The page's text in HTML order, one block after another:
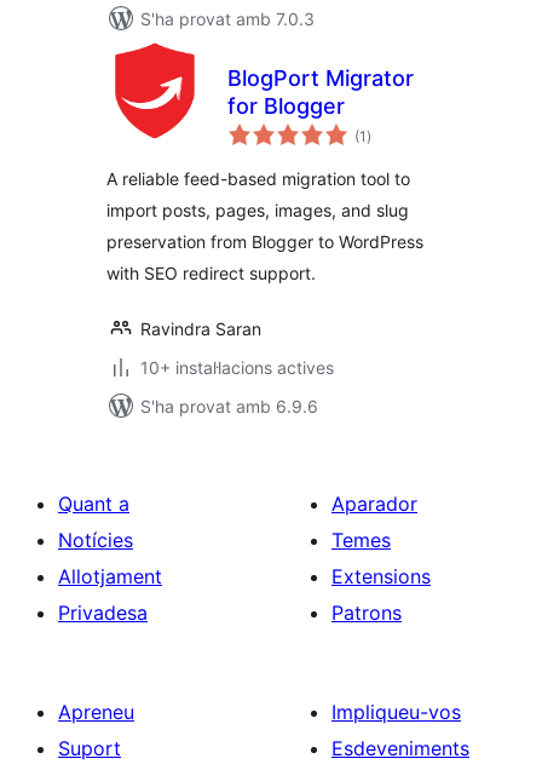
S'ha provat amb 7.0.3
BlogPort Migrator
for Blogger
(1 puntuacions
totals
)
A reliable feed-based migration tool to
import posts, pages, images, and slug
preservation from Blogger to WordPress
with SEO redirect support.
Ravindra Saran
10+ instal·lacions actives
S'ha provat amb 6.9.6
Quant a
Notícies
Allotjament
Privadesa
Aparador
Temes
Extensions
Patrons
Apreneu
Suport
Impliqueu-vos
Esdeveniments